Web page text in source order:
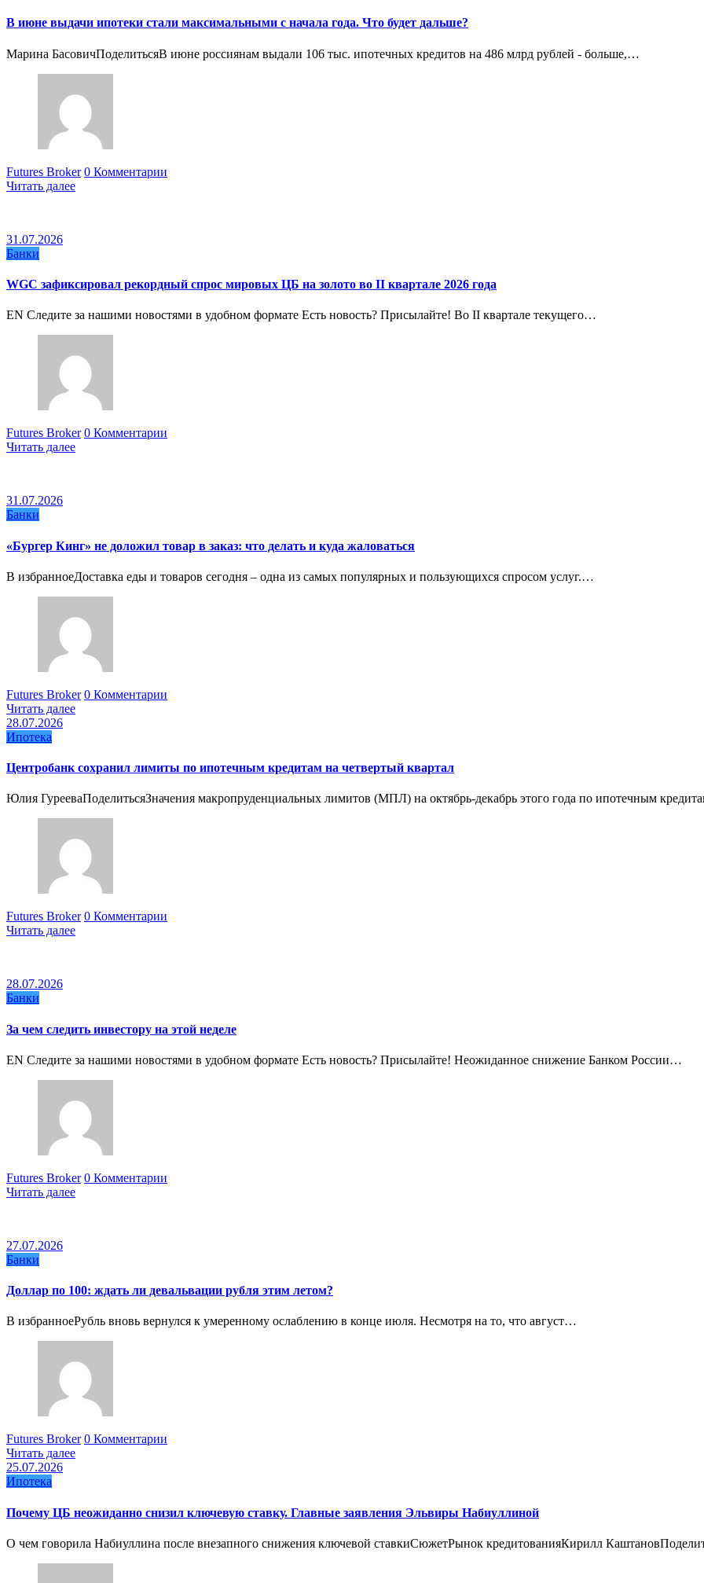
В июне выдачи ипотеки стали максимальными с начала года. Что будет дальше?
Марина БасовичПоделитьсяВ июне россиянам выдали 106 тыс. ипотечных кредитов на 486 млрд рублей - больше,…
Futures Broker 0 Комментарии
Читать далее
31.07.2026
Банки
WGC зафиксировал рекордный спрос мировых ЦБ на золото во II квартале 2026 года
EN Следите за нашими новостями в удобном формате Есть новость? Присылайте! Во II квартале текущего…
Futures Broker 0 Комментарии
Читать далее
31.07.2026
Банки
«Бургер Кинг» не доложил товар в заказ: что делать и куда жаловаться
В избранноеДоставка еды и товаров сегодня – одна из самых популярных и пользующихся спросом услуг.…
Futures Broker 0 Комментарии
Читать далее
28.07.2026
Ипотека
Центробанк сохранил лимиты по ипотечным кредитам на четвертый квартал
Юлия ГурееваПоделитьсяЗначения макропруденциальных лимитов (МПЛ) на октябрь-декабрь этого года по ипотечным
Futures Broker 0 Комментарии
Читать далее
28.07.2026
Банки
За чем следить инвестору на этой неделе
EN Следите за нашими новостями в удобном формате Есть новость? Присылайте! Неожиданное снижение Банком России…
Futures Broker 0 Комментарии
Читать далее
27.07.2026
Банки
Доллар по 100: ждать ли девальвации рубля этим летом?
В избранноеРубль вновь вернулся к умеренному ослаблению в конце июля. Несмотря на то, что август…
Futures Broker 0 Комментарии
Читать далее
25.07.2026
Ипотека
Почему ЦБ неожиданно снизил ключевую ставку. Главные заявления Эльвиры Набиуллиной
О чем говорила Набиуллина после внезапного снижения ключевой ставкиСюжетРынок кредитованияКирилл